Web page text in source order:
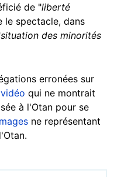
de "liberté
le spectacle, dans
situation des minorités
erronées sur
qui ne montrait
à l'Otan pour se
ne représentant